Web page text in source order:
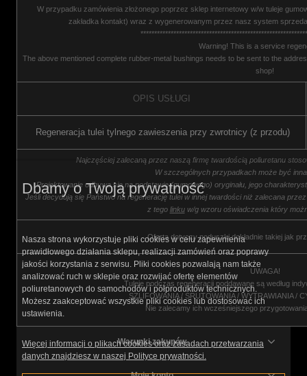
W przypadku zamówienia złożonego poprzez sklep internetowy w/w tuleje
zakładka kontakt) wraz z wygenerowanym przez nasz system
Warning! This is a service
The above mentioned complete rubber-metal bushings needs to be sent to the
shop!
OPIS USŁUGI
Regeneracja tulei tylnego zawieszenia przy zwrotnicy (z przodu)
Najczęściej zalecaną przez naszą firmę twardością poliuretanu
W szczególnych przypadkach może być
Projektowanie odbywa się na podstawie (gumowego) oryginału, jego
Jeśli decydują się Państwo na regenerację tulei w innej twardości niż zalecana
z tego linkuw/g wzoru oświadczenia który
Oferta dotyczy poduszki dokładnie takiej jak
UWAGA!
Tuleje podczas regeneracji poddawane są według
SZLIFOWANIA / ŚRUTOWANIA / WYTRAWIANIA /
Nie zalecamy ich wcześniejszego
Warunki zakupów
Dbamy o Twoją prywatność
Nasza strona wykorzystuje pliki cookies w celu zapewnienia
prawidłowego działania sklepu, realizacji zamówień oraz poprawy
jakości korzystania z serwisu. Pliki cookies pozwalają nam także
analizować ruch w sklepie oraz rozwijać ofertę elementów
poliuretanowych do samochodów i półproduktów technicznych.
Możesz zaakceptować wszystkie pliki cookies lub dostosować ich
ustawienia.
Więcej informacji o plikach cookies oraz zasadach przetwarzania
danych znajdziesz w naszej Polityce prywatności.